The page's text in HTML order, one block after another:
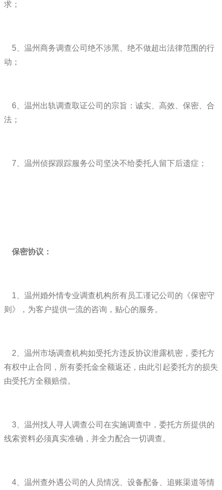
求；
5、温州商务调查公司绝不涉黑、绝不做超出法律范围的行
动；
6、温州出轨调查取证公司的宗旨：诚实、高效、保密、合
法；
7、温州侦探跟踪服务公司坚决不给委托人留下后遗症；
保密协议：
1、温州婚外情专业调查机构所有员工谨记公司的《保密守
则》，为客户提供一流的咨询，贴心的服务。
2、温州市场调查机构如受托方违反协议泄露机密，委托方
有权中止合同，所有委托金全额返还，由此引起委托方的损失
由受托方全额赔偿。
3、温州找人寻人调查公司在实施调查中，委托方所提供的
线索资料必须真实准确，并全力配合一切调查。
4、温州查外遇公司的人员情况、设备配备、追账渠道等情